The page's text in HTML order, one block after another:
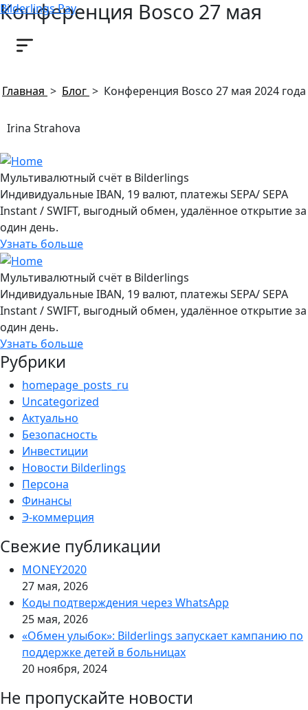
Bilderlings Pay
Конференция Bosco 27 мая
2024 года
Главная > Блог > Конференция Bosco 27 мая 2024 года
Irina Strahova
Мультивалютный счёт в Bilderlings
Индивидуальные IBAN, 19 валют, платежы SEPA/ SEPA
Instant / SWIFT, выгодный обмен, удалённое открытие за
один день.
Узнать больше
Мультивалютный счёт в Bilderlings
Индивидуальные IBAN, 19 валют, платежы SEPA/ SEPA
Instant / SWIFT, выгодный обмен, удалённое открытие за
один день.
Узнать больше
Рубрики
homepage_posts_ru
Uncategorized
Актуально
Безопасность
Инвестиции
Новости Bilderlings
Персона
Финансы
Э-коммерция
Свежие публикации
MONEY2020
27 мая, 2026
Коды подтверждения через WhatsApp
25 мая, 2026
«Обмен улыбок»: Bilderlings запускает кампанию по
поддержке детей в больницах
20 ноября, 2024
Не пропускайте новости